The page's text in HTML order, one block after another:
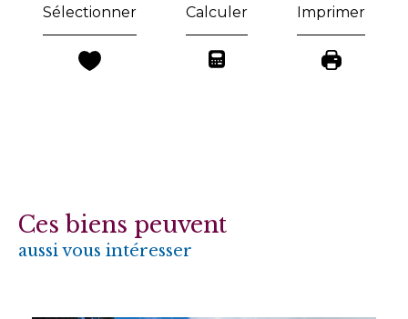
Sélectionner Calculer Imprimer
Ces biens peuvent
aussi vous intéresser